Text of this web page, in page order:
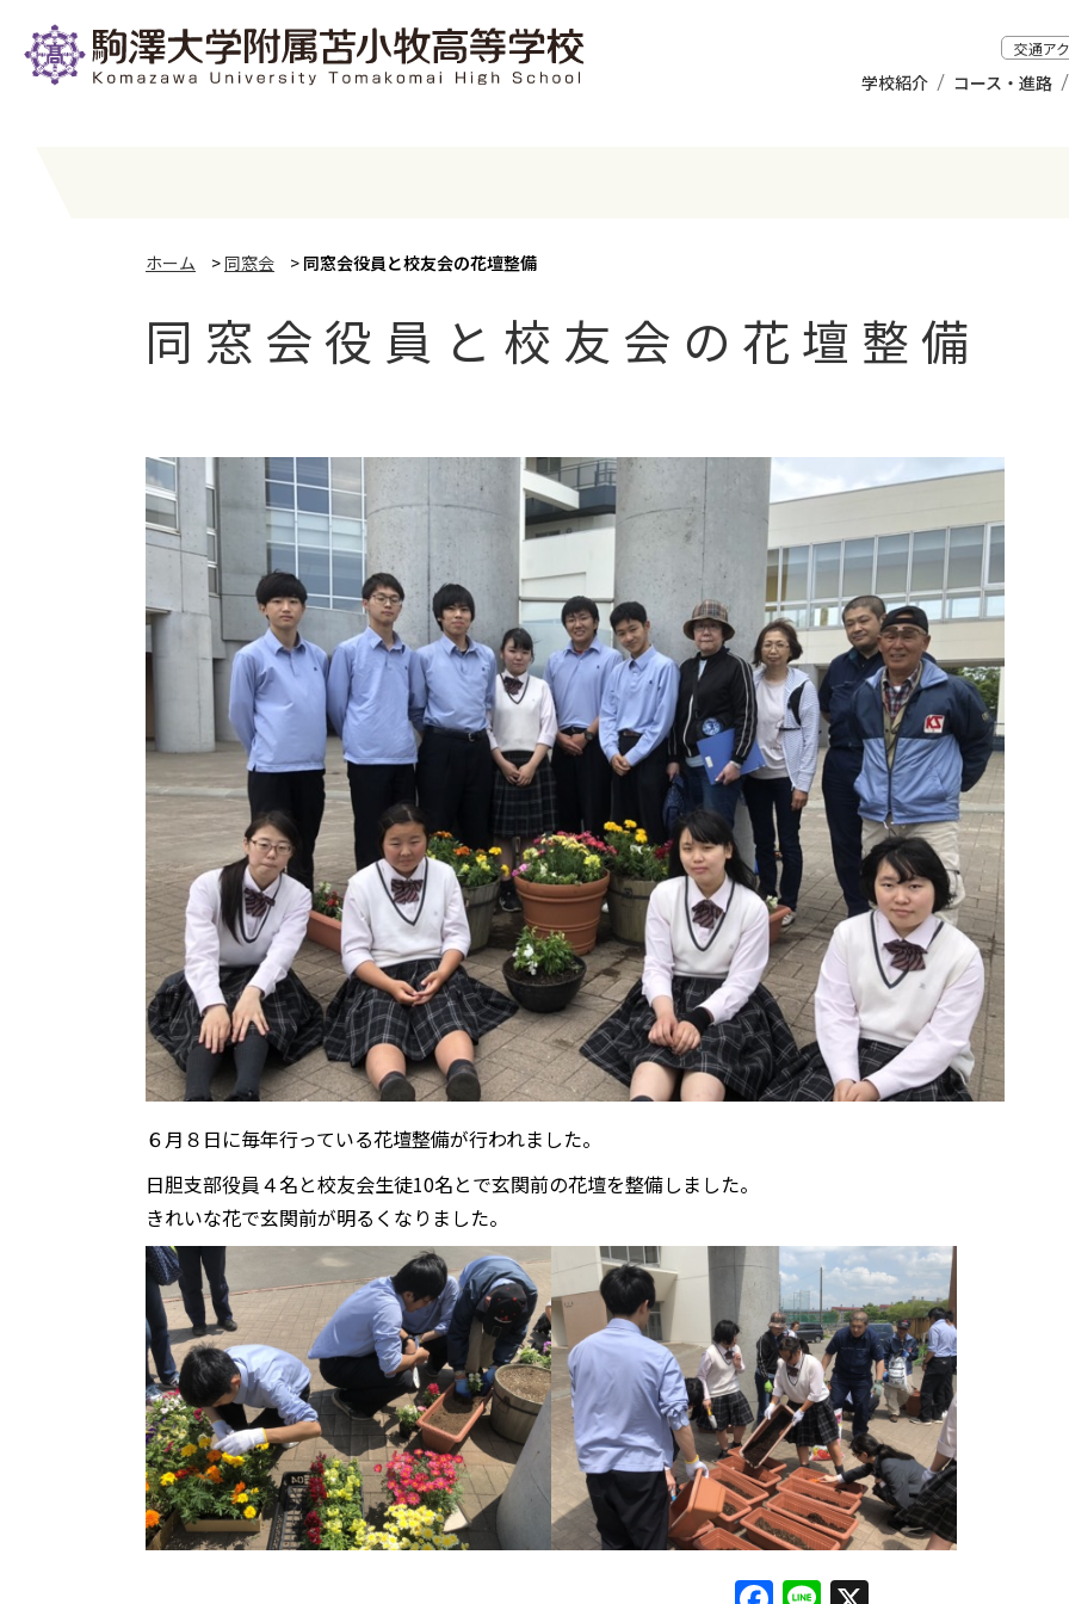
交通ア
学校紹介 コース・進路
ホーム > 同窓会 > 同窓会役員と校友会の花壇整備
同窓会役員と校友会の花壇整備
６月８日に毎年行っている花壇整備が行われました。
日胆支部役員４名と校友会生徒10名とで玄関前の花壇を整備しました。
きれいな花で玄関前が明るくなりました。